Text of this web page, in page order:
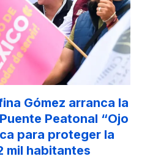
Gómez arranca la
Peatonal “Ojo
para proteger la
mil habitantes